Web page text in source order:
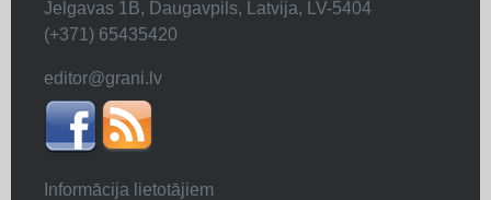
Jelgavas 1B, Daugavpils, Latvija, LV-5404
(+371) 65435420
editor@grani.lv
Informācija lietotājiem